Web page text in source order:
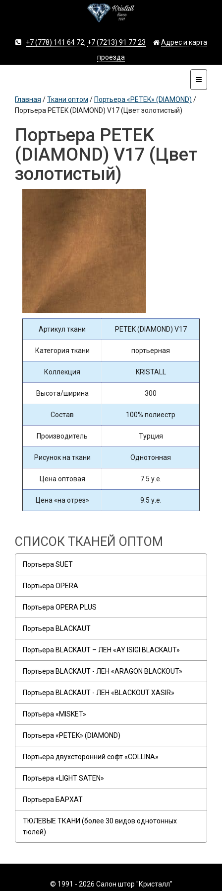
+7 (778) 141 64 72, +7 (7213) 91 77 23
Адрес и карта
проезда
Главная /Ткани оптом / Портьера «PETEK» (DIAMOND) /
Портьера PETEK (DIAMOND) V17 (Цвет золотистый)
Портьера PETEK
(DIAMOND) V17 (Цвет
золотистый)
Артикул ткани PETEK (DIAMOND) V17
Категория ткани портьерная
Коллекция KRISTALL
Высота/ширина 300
Состав 100% полиестр
Производитель Турция
Рисунок на ткани Однотонная
Цена оптовая 7.5 у.е.
Цена «на отрез» 9.5 у.е.
СПИСОК ТКАНЕЙ ОПТОМ
Портьера SUET
Портьера OPERA
Портьера OPERA PLUS
Портьера BLACKAUT
Портьера BLACKAUT – ЛЕН «AY ISIGI BLACKAUT»
Портьера BLACKAUT - ЛЕН «ARAGON BLACKOUT»
Портьера BLACKAUT - ЛЕН «BLACKOUT XASIR»
Портьера «MISKET»
Портьера «PETEK» (DIAMOND)
Портьера двухсторонний софт «COLLINA»
Портьера «LIGHT SATEN»
Портьера БАРХАТ
ТЮЛЕВЫЕ ТКАНИ (более 30 видов однотонных
тюлей)
© 1991 - 2026 Салон штор "Кристалл"